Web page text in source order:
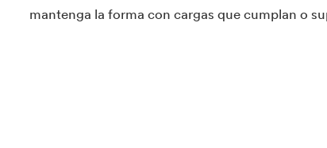
mantenga la forma con cargas que cumplan o